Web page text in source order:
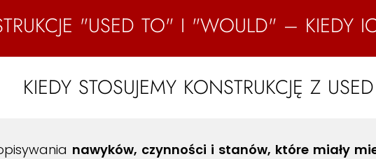
"USED TO" I "WOULD" – KIEDY
KIEDY STOSUJEMY KONSTRUKCJĘ Z
nawyków, czynności i stanów, które miały